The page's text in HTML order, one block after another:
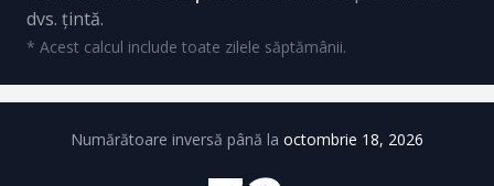
dvs. țintă.
* Acest calcul include toate zilele săptămânii.
Numărătoare inversă până la octombrie 18, 2026